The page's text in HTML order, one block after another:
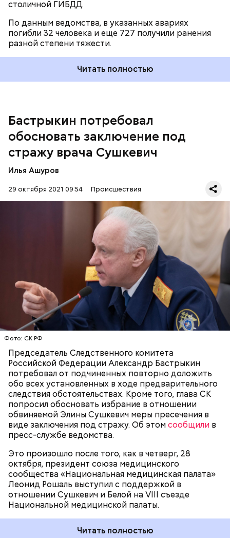
столичной ГИБДД.
По данным ведомства, в указанных авариях
погибли 32 человека и еще 727 получили ранения
разной степени тяжести.
Читать полностью
Бастрыкин потребовал
обосновать заключение под
стражу врача Сушкевич
Илья Ашуров
29 октября 2021 09:54 Происшествия
Фото: СК РФ
Председатель Следственного комитета
Российской Федерации Александр Бастрыкин
потребовал от подчиненных повторно доложить
обо всех установленных в ходе предварительного
следствия обстоятельствах. Кроме того, глава СК
попросил обосновать избрание в отношении
обвиняемой Элины Сушкевич меры пресечения в
виде заключения под стражу. Об этомсообщили в
пресс-службе ведомства.
Это произошло после того, как в четверг, 28
октября, президент союза медицинского
сообщества «Национальная медицинская палата»
Леонид Рошаль выступил с поддержкой в
отношении Сушкевич и Белой на VIII съезде
Национальной медицинской палаты.
Он опубликовал в СМИ открытое письмо, где
говорилось о необходимости «прекращения
уголовного преследования в отношении врача-
неонатолога регионального перинатального
центра города Калининграда».
27 октября Апелляционный судоставил
арестом калининградских врачей, обвиняемых в
смерти младенца в роддоме.
Читать полностью
ВРАЧИ
АЛЕКСАНДР БАСТРЫКИН
ДЕТИ
УГОЛОВНЫЕ ДЕЛА
По версии следствия, в 2013–2014 годах участники
преступной группировки через незаконные
валютные операции вывели из России через
молдавский банк АО КБ «Молдиндконбанк» свыше
500 миллиардов рублей. Далее эти средства в
рублях списывались со счетов российских
кредитных организаций по подложным решениям
судов Молдавии в пользу зарубежных юрлиц.
После этого их выводили на счета мошенников в
иностранные банки.
В случае экстрадиции обвиняемых им грозит
наказание в виде лишения свободы на срок до 20
лет.